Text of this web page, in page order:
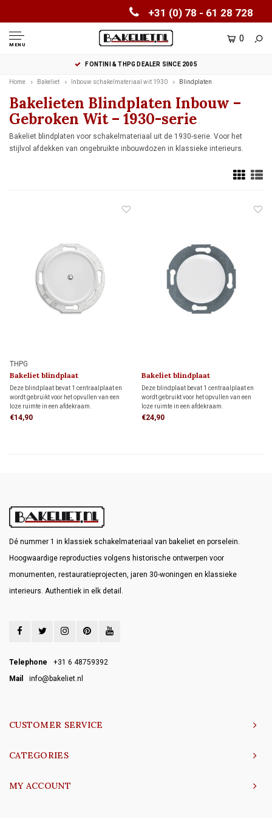
+31 (0) 78 - 61 28 728
MENU
0
FONTINI & THPG DEALER SINCE 2005
Home Bakeliet Inbouw schakelmateriaal wit 1930 Blindplaten
Bakelieten Blindplaten Inbouw –
Gebroken Wit – 1930-serie
Bakeliet blindplaten voor schakelmateriaal uit de 1930-serie. Voor het
stijlvol afdekken van ongebruikte inbouwdozen in klassieke interieurs.
THPG
Bakeliet blindplaat
(schroefbevestiging) 1930
Deze blindplaat bevat 1 centraalplaat en
wordt gebruikt voor het opvullen van een
loze ruimte in een afdekraam.
€14,90
Bakeliet blindplaat
(klikbevestiging) 1930
Deze blindplaat bevat 1 centraalplaat en
wordt gebruikt voor het opvullen van een
loze ruimte in een afdekraam.
€24,90
Dé nummer 1 in klassiek schakelmateriaal van bakeliet en porselein.
Hoogwaardige reproducties volgens historische ontwerpen voor
monumenten, restauratieprojecten, jaren 30-woningen en klassieke
interieurs. Authentiek in elk detail.
Telephone
+31 6 48759392
Mail
info@bakeliet.nl
CUSTOMER SERVICE
CATEGORIES
MY ACCOUNT